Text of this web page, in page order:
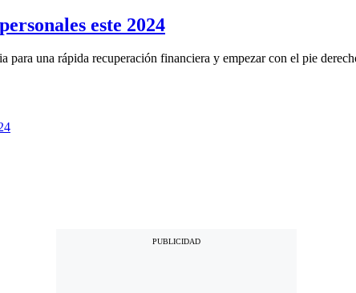
este 2024
para una rápida recuperación financiera y empezar con el pie